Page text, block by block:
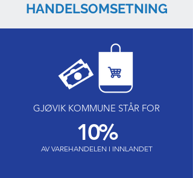
HANDELSOMSETNING
GJØVIK KOMMUNE STÅR FOR
10%
AV VAREHANDELEN I INNLANDET